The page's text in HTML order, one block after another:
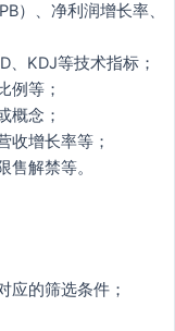
）、净利润增长率、
、KDJ等技术指标；
例等；
概念；
收增长率等；
售解禁等。
应的筛选条件；